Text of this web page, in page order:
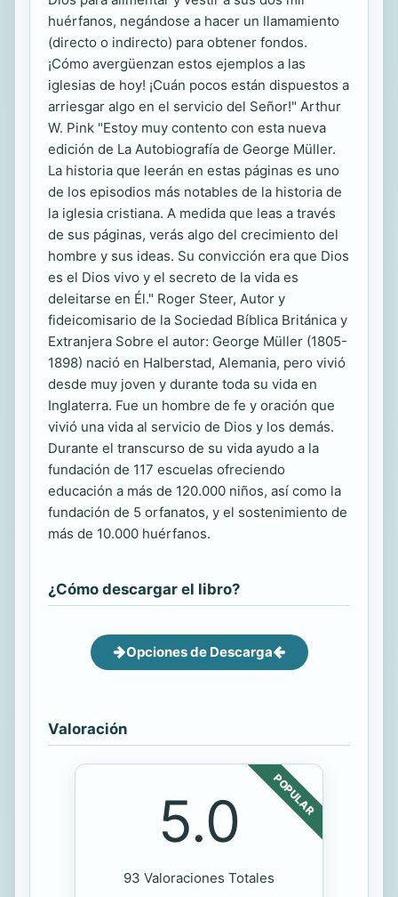
huérfanos, negándose a hacer un llamamiento
(directo o indirecto) para obtener fondos.
¡Cómo avergüenzan estos ejemplos a las
iglesias de hoy! ¡Cuán pocos están dispuestos a
arriesgar algo en el servicio del Señor!" Arthur
W. Pink "Estoy muy contento con esta nueva
edición de La Autobiografía de George Müller.
La historia que leerán en estas páginas es uno
de los episodios más notables de la historia de
la iglesia cristiana. A medida que leas a través
de sus páginas, verás algo del crecimiento del
hombre y sus ideas. Su convicción era que Dios
es el Dios vivo y el secreto de la vida es
deleitarse en Él." Roger Steer, Autor y
fideicomisario de la Sociedad Bíblica Británica y
Extranjera Sobre el autor: George Müller (1805-
1898) nació en Halberstad, Alemania, pero vivió
desde muy joven y durante toda su vida en
Inglaterra. Fue un hombre de fe y oración que
vivió una vida al servicio de Dios y los demás.
Durante el transcurso de su vida ayudo a la
fundación de 117 escuelas ofreciendo
educación a más de 120.000 niños, así como la
fundación de 5 orfanatos, y el sostenimiento de
más de 10.000 huérfanos.
¿Cómo descargar el libro?
Opciones de Descarga
Valoración
POPULAR
5.0
93 Valoraciones Totales